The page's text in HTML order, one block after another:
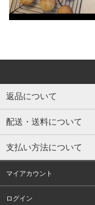
返品について
配送・送料について
支払い方法について
マイアカウント
ログイン